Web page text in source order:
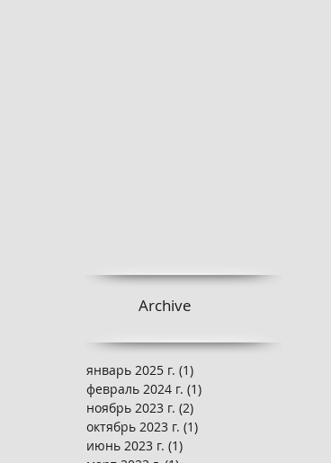
Archive
январь 2025 г. (1)
февраль 2024 г. (1)
ноябрь 2023 г. (2)
октябрь 2023 г. (1)
июнь 2023 г. (1)